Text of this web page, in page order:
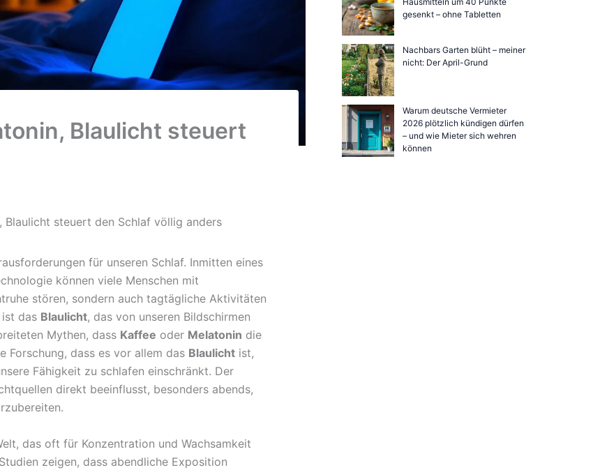
Blaulicht steuert
Blaulicht steuert den Schlaf völlig anders
für unseren Schlaf. Inmitten eines
können viele Menschen mit
stören, sondern auch tagtägliche Aktivitäten
ist das Blaulicht, das von unseren Bildschirmen
Mythen, dass Kaffee oder Melatonin die
Forschung, dass es vor allem das Blaulicht ist,
Fähigkeit zu schlafen einschränkt. Der
direkt beeinflusst, besonders abends,
das oft für Konzentration und Wachsamkeit
zeigen, dass abendliche Exposition
gesenkt – ohne Tabletten
Nachbars Garten blüht – meiner
nicht: Der April-Grund
Warum deutsche Vermieter
2026 plötzlich kündigen dürfen
– und wie Mieter sich wehren
können